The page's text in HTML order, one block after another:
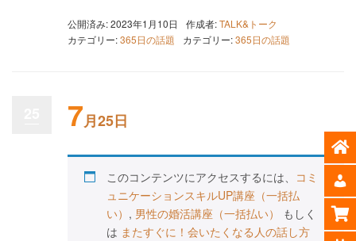
公開済み: 2023年1月10日 作成者:TALK&トーク
カテゴリー:365日の話題 カテゴリー:365日の話題
7月25日
このコンテンツにアクセスするには、 コミ
ュニケーションスキルUP講座（一括払
い） , 男性の婚活講座（一括払い）
もしく
は またすぐに！会いたくなる人の話し方